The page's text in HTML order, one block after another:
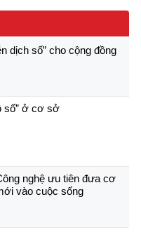
dịch số” cho cộng đồng
số” ở cơ sở
nghệ ưu tiên đưa cơ
vào cuộc sống